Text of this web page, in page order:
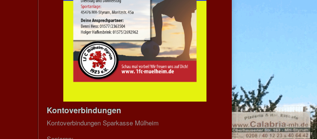
Kontoverbindungen
Kontoverbindungen Sparkasse Mülheim